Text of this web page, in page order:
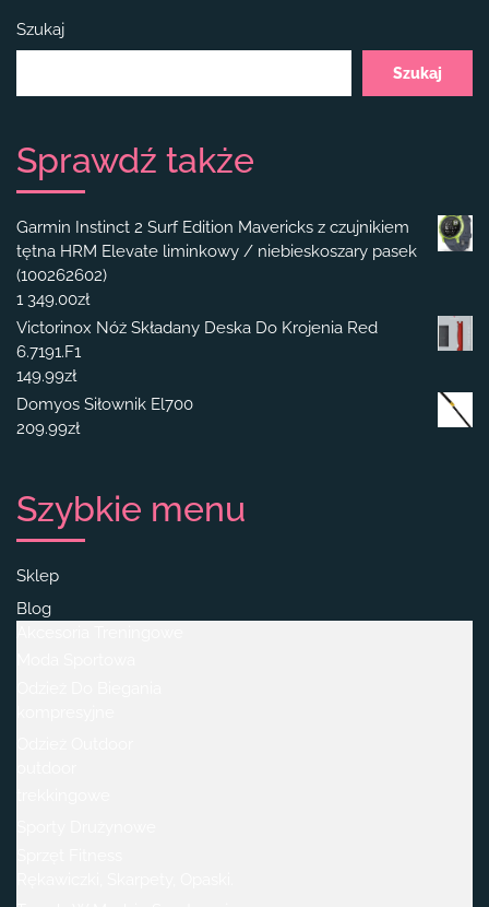
Szukaj
Szukaj
Sprawdź także
Garmin Instinct 2 Surf Edition Mavericks z czujnikiem
tętna HRM Elevate liminkowy / niebieskoszary pasek
(100262602)
1 349.00zł
Victorinox Nóż Składany Deska Do Krojenia Red
6.7191.F1
149.99zł
Domyos Siłownik El700
209.99zł
Szybkie menu
Sklep
Blog